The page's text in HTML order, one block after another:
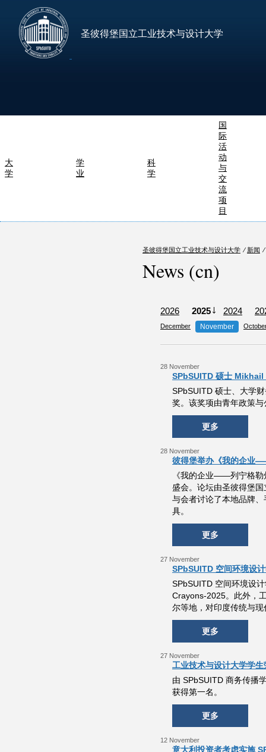
圣彼得堡国立工业技术与设计大学
大
学
学
业
科
学
国
际
活
动
与
交
流
项
目
圣彼得堡国立工业技术与设计大学 ⁄ 新闻 ⁄
News (cn)
2026 2025 2024
December November
28 November
SPbSUITD 硕士
SPbSUITD 硕士、大学
奖。该奖项由青年政策
更多
28 November
彼得堡举办《我的企业
《我的企业——列宁格勒
盛会。论坛由圣彼得堡
与会者讨论了本地品牌
具。
更多
27 November
SPbSUITD 空间环境设
SPbSUITD 空间环境设
Crayons-2025。此外，
尔等地，对印度传统与
更多
27 November
工业技术与设计大学学
由 SPbSUITD 商务传播
获得第一名。
更多
12 November
意大利投资者考虑实施